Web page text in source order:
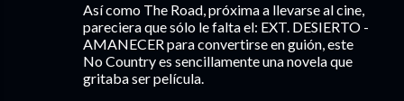
Así como The Road, próxima a llevarse al cine,
pareciera que sólo le falta el: EXT. DESIERTO -
AMANECER para convertirse en guión, este
No Country es sencillamente una novela que
gritaba ser película.